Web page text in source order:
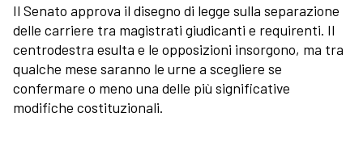
Il Senato approva il disegno di legge sulla separazione
delle carriere tra magistrati giudicanti e requirenti. Il
centrodestra esulta e le opposizioni insorgono, ma tra
qualche mese saranno le urne a scegliere se
confermare o meno una delle più significative
modifiche costituzionali.